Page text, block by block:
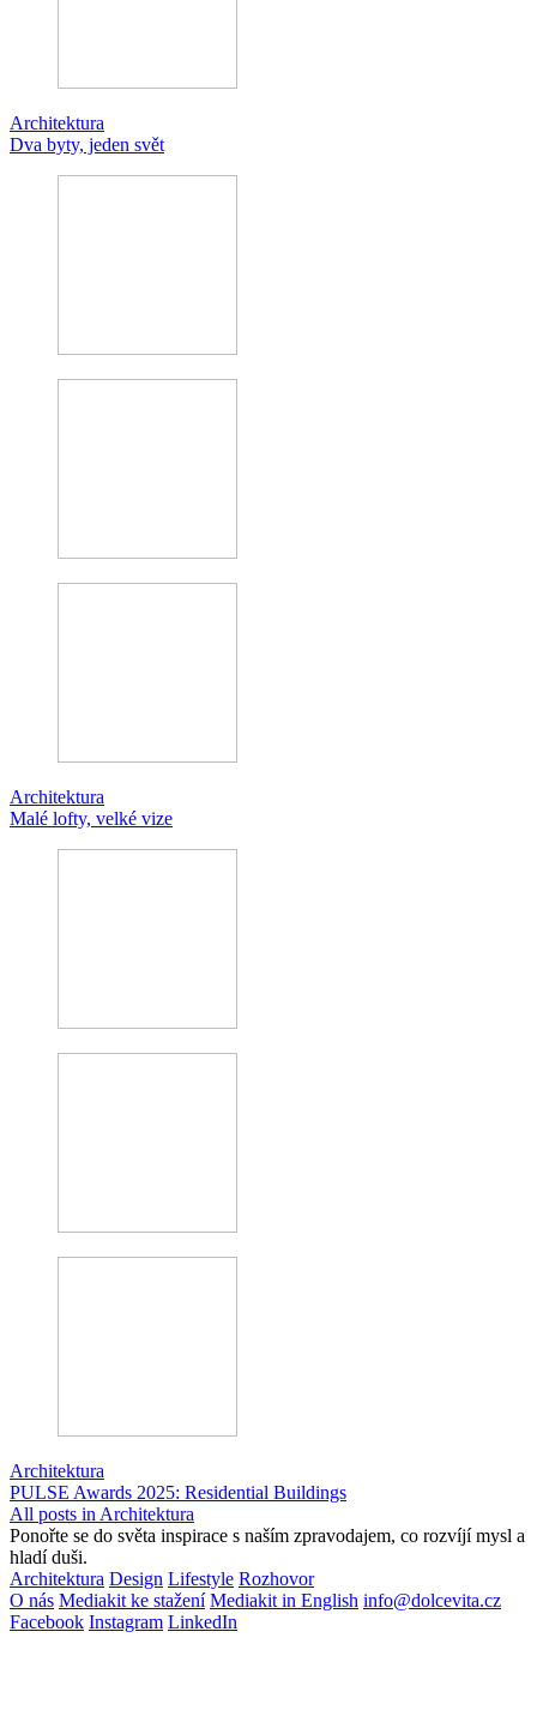
Architektura
Dva byty, jeden svět
Architektura
Malé lofty, velké vize
Architektura
PULSE Awards 2025: Residential Buildings
All posts in Architektura
Ponořte se do světa inspirace s naším zpravodajem, co rozvíjí mysl a
hladí duši.
Architektura Design Lifestyle Rozhovor
O nás Mediakit ke stažení Mediakit in English info@dolcevita.cz
Facebook Instagram LinkedIn